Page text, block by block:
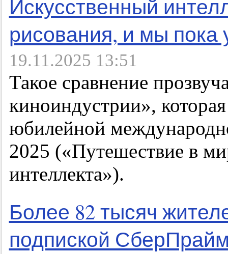
Искусственный
рисования, и мы пока
19.11.2025 13:51
Такое сравнение
киноиндустрии»,
юбилейной
2025 («Путешествие в
интеллекта»).
Более 82 тысяч
подпиской